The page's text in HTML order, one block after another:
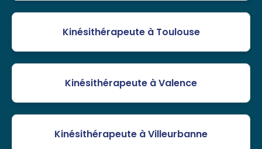
Kinésithérapeute à Toulouse
Kinésithérapeute à Valence
Kinésithérapeute à Villeurbanne